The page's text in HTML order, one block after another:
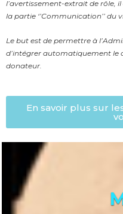
l’avertissement-extrait de rôle,
la partie ‘’Communication’’ du
Le but est de permettre à
d’intégrer automatiquement le
donateur.
En savoir plus sur